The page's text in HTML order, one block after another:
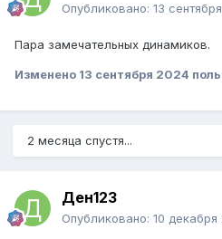
Опубликовано: 13
Пара замечательных динамиков.
Изменено 13 сентября 2024
2 месяца спустя...
Ден123
Опубликовано: 10 декабря